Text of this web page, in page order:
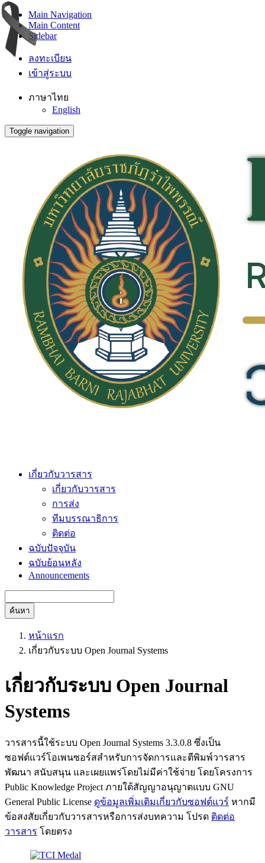
Main Navigation
Main Content
Sidebar
ลงทะเบียน
เข้าสู่ระบบ
ภาษาไทย
English
Toggle navigation
เกี่ยวกับวารสาร
เกี่ยวกับวารสาร
การส่ง
ทีมบรรณาธิการ
ติดต่อ
ฉบับปัจจุบัน
ฉบับย้อนหลัง
Announcements
ค้นหา
หน้าแรก
เกี่ยวกับระบบ Open Journal Systems
เกี่ยวกับระบบ Open Journal
Systems
วารสารนี้ใช้ระบบ Open Journal Systems 3.3.0.8 ซึ่งเป็น
ซอฟต์แวร์โอเพนซอร์สสำหรับการจัดการและตีพิมพ์วารสาร
พัฒนา สนับสนุน และเผยแพร่โดยไม่มีค่าใช้จ่าย โดยโครงการ
Public Knowledge Project ภายใต้สัญญาอนุญาตแบบ GNU
General Public License ดูข้อมูลเพิ่มเติมเกี่ยวกับซอฟต์แวร์ หากมี
ข้อสงสัยเกี่ยวกับวารสารหรือการส่งบทความ โปรด ติดต่อ
วารสาร โดยตรง